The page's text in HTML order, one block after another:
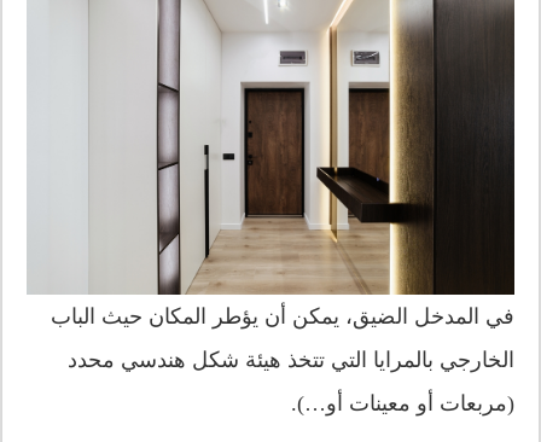
في المدخل الضيق، يمكن أن يؤطر المكان حيث الباب
الخارجي بالمرايا التي تتخذ هيئة شكل هندسي محدد
(مربعات أو معينات أو…).